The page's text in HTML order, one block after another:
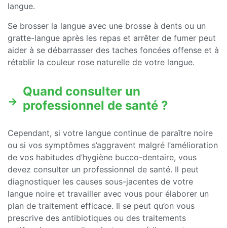
langue.
Se brosser la langue avec une brosse à dents ou un
gratte-langue après les repas et arrêter de fumer peut
aider à se débarrasser des taches foncées offense et à
rétablir la couleur rose naturelle de votre langue.
Quand consulter un
professionnel de santé ?
Cependant, si votre langue continue de paraître noire
ou si vos symptômes s’aggravent malgré l’amélioration
de vos habitudes d’hygiène bucco-dentaire, vous
devez consulter un professionnel de santé. Il peut
diagnostiquer les causes sous-jacentes de votre
langue noire et travailler avec vous pour élaborer un
plan de traitement efficace. Il se peut qu’on vous
prescrive des antibiotiques ou des traitements